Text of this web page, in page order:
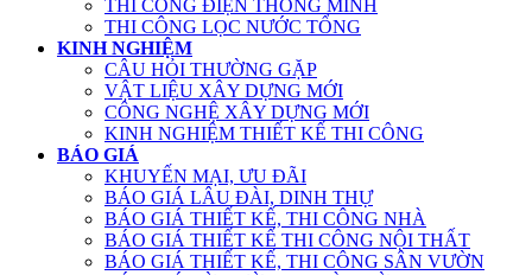
THI CÔNG ĐIỆN THÔNG MINH
THI CÔNG LỌC NƯỚC TỔNG
KINH NGHIỆM
CÂU HỎI THƯỜNG GẶP
VẬT LIỆU XÂY DỰNG MỚI
CÔNG NGHỆ XÂY DỰNG MỚI
KINH NGHIỆM THIẾT KẾ THI CÔNG
BÁO GIÁ
KHUYẾN MẠI, ƯU ĐÃI
BÁO GIÁ LÂU ĐÀI, DINH THỰ
BÁO GIÁ THIẾT KẾ, THI CÔNG NHÀ
BÁO GIÁ THIẾT KẾ THI CÔNG NỘI THẤT
BÁO GIÁ THIẾT KẾ, THI CÔNG SÂN VƯỜN